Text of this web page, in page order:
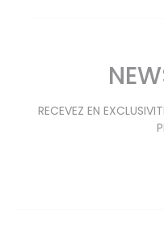
RECEVEZ EN